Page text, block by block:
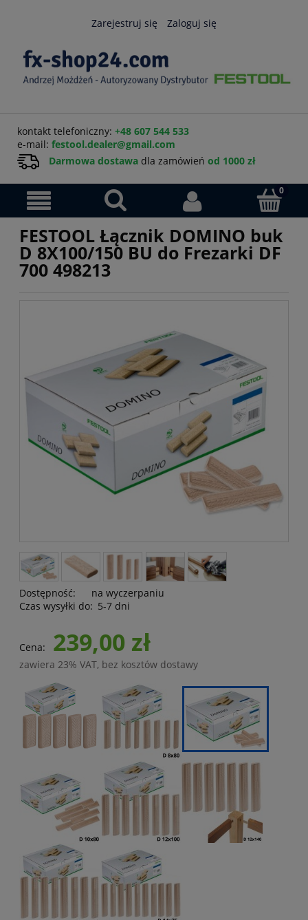
Zarejestruj się Zaloguj się
kontakt telefoniczny: +48 607 544 533
e-mail: festool.dealer@gmail.com
Darmowa dostawa dla zamówień od 1000 zł
FESTOOL Łącznik DOMINO buk
D 8X100/150 BU do Frezarki DF
700 498213
Dostępność:
na wyczerpaniu
Czas wysyłki do: 5-7 dni
Cena: 239,00 zł
zawiera 23% VAT, bez kosztów dostawy